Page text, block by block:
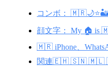
コンボ： 🇲🇷🌙⭐🏜️
顔文字： My 🏠 is
🇲🇷 iPhone、
関連🇪🇭 🇸🇳 🇲🇱